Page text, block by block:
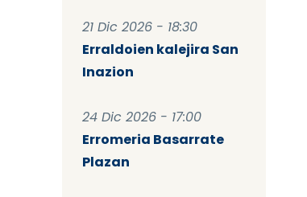
21 Dic 2026 - 18:30
Erraldoien kalejira San
Inazion
24 Dic 2026 - 17:00
Erromeria Basarrate
Plazan